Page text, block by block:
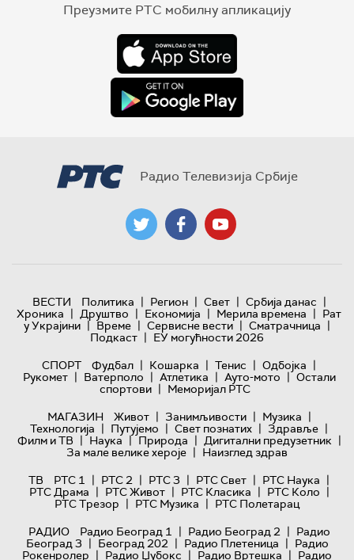
Преузмите РТС мобилну апликацију
Радио Телевизија Србије
ВЕСТИ Политика | Регион | Свет | Србија данас |
Хроника | Друштво | Економија | Мерила времена | Рат
у Украјини | Време | Сервисне вести | Сматрачница |
Подкаст | ЕУ могућности 2026
СПОРТ
Фудбал | Кошарка | Тенис | Одбојка |
Рукомет | Ватерполо | Атлетика | Ауто-мото | Остали
спортови | Меморијал РТС
МАГАЗИН
Живот | Занимљивости | Музика |
Технологијa | Путујемо | Свет познатих | Здравље |
Филм и ТВ | Наука | Природа | Дигитални предузетник |
За мале велике хероје | Наизглед здрав
ТВ
РТС 1 | РТС 2 | РТС 3 | РТС Свет | РТС Наука |
РТС Драма | РТС Живот | РТС Класика | РТС Коло |
РТС Трезор | РТС Музика | РТС Полетарац
РАДИО
Радио Београд 1 | Радио Београд 2 | Радио
Београд 3 | Београд 202 | Радио Плетеница | Радио
Рокенролер | Радио Џубокс | Радио Вртешка | Радио